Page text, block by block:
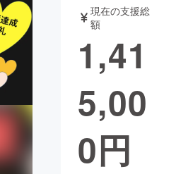
音楽
ジェット ゲーム・サ
活性化
現在の支援総
額
1,41
5,00
0円